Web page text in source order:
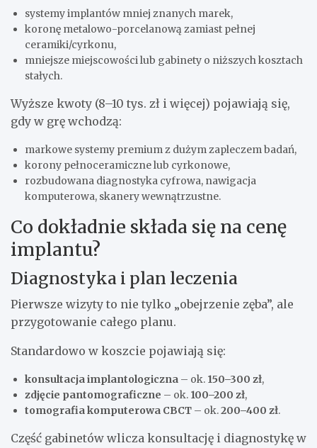
systemy implantów mniej znanych marek,
koronę metalowo-porcelanową zamiast pełnej
ceramiki/cyrkonu,
mniejsze miejscowości lub gabinety o niższych kosztach
stałych.
Wyższe kwoty (8–10 tys. zł i więcej) pojawiają się,
gdy w grę wchodzą:
markowe systemy premium z dużym zapleczem badań,
korony pełnoceramiczne lub cyrkonowe,
rozbudowana diagnostyka cyfrowa, nawigacja
komputerowa, skanery wewnątrzustne.
Co dokładnie składa się na cenę
implantu?
Diagnostyka i plan leczenia
Pierwsze wizyty to nie tylko „obejrzenie zęba”, ale
przygotowanie całego planu.
Standardowo w koszcie pojawiają się:
konsultacja implantologiczna – ok. 150–300 zł,
zdjęcie pantomograficzne – ok. 100–200 zł,
tomografia komputerowa CBCT – ok.200–400 zł.
Część gabinetów wlicza konsultację i diagnostykę w